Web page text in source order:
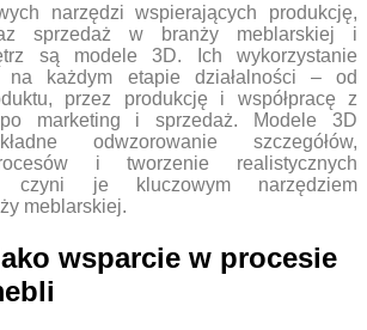
narzędzi wspierających produkcję,
sprzedaż w branży meblarskiej i
są modele 3D. Ich wykorzystanie
na każdym etapie działalności – od
przez produkcję i współpracę z
marketing i sprzedaż. Modele 3D
odwzorowanie szczegółów,
i tworzenie realistycznych
czyni je kluczowym narzędziem
meblarskiej.
wsparcie w procesie